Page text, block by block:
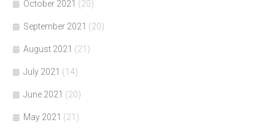
October 2021 (20)
September 2021 (20)
August 2021 (21)
July 2021 (14)
June 2021 (20)
May 2021 (21)